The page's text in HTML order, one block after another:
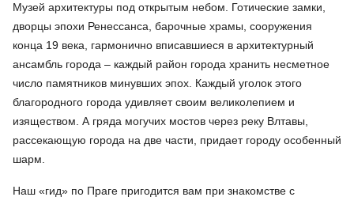
Музей архитектуры под открытым небом. Готические замки,
дворцы эпохи Ренессанса, барочные храмы, сооружения
конца 19 века, гармонично вписавшиеся в архитектурный
ансамбль города – каждый район города хранить несметное
число памятников минувших эпох. Каждый уголок этого
благородного города удивляет своим великолепием и
изяществом. А гряда могучих мостов через реку Влтавы,
рассекающую города на две части, придает городу особенный
шарм.
Наш «гид» по Праге пригодится вам при знакомстве с